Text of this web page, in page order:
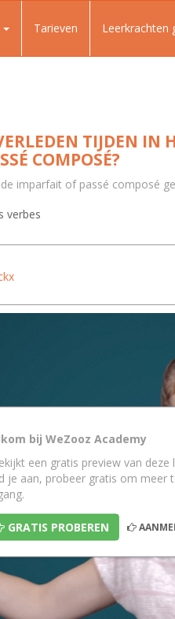
Tarieven Leerkrachten
TIJDEN IN
COMPOSÉ?
imparfait of passé composé
verbes
bij WeZooz Academy
een gratis preview van deze
je aan, probeer gratis om meer
GRATIS PROBEREN